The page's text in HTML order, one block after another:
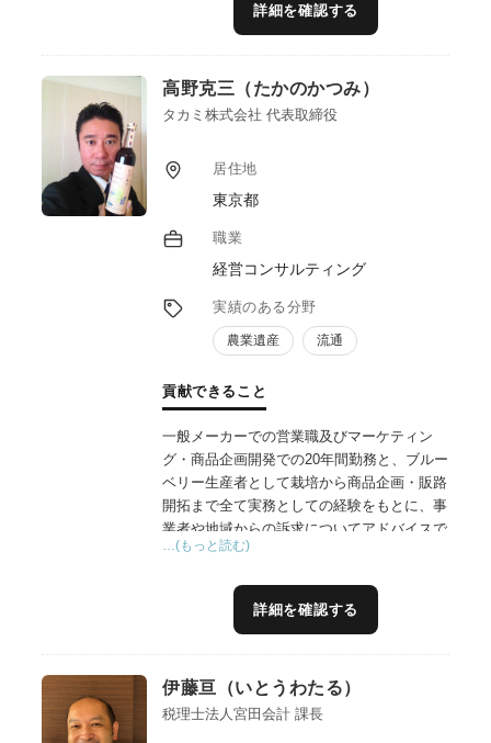
詳細を確認する
高野克三（たかのかつみ）
タカミ株式会社 代表取締役
居住地
東京都
職業
経営コンサルティング
実績のある分野
農業遺産 流通
貢献できること
一般メーカーでの営業職及びマーケティン
グ・商品企画開発での20年間勤務と、ブルー
ベリー生産者として栽培から商品企画・販路
開拓まで全て実務としての経験をもとに、事
業者や地域からの訴求についてアドバイスで
きればと思います。
…(もっと読む)
詳細を確認する
伊藤亘（いとうわたる）
税理士法人宮田会計 課長